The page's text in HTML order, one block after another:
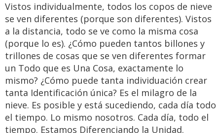
Vistos individualmente, todos los copos de nieve
se ven diferentes (porque son diferentes). Vistos
a la distancia, todo se ve como la misma cosa
(porque lo es). ¿Cómo pueden tantos billones y
trillones de cosas que se ven diferentes formar
un Todo que es Una Cosa, exactamente lo
mismo? ¿Cómo puede tanta individuación crear
tanta Identificación única? Es el milagro de la
nieve. Es posible y está sucediendo, cada día todo
el tiempo. Lo mismo nosotros. Cada día, todo el
tiempo. Estamos Diferenciando la Unidad.